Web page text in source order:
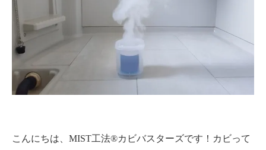
こんにちは、MIST工法®カビバスターズです！カビって